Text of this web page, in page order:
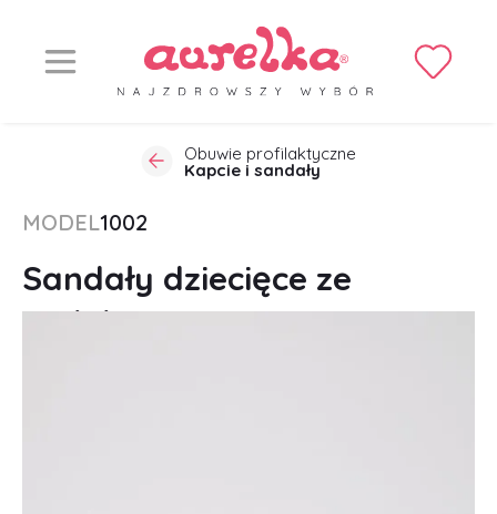
Obuwie profilaktyczne
Kapcie i sandały
MODEL1002
Sandały dziecięce ze
stabilizacją pięty, na rzepy